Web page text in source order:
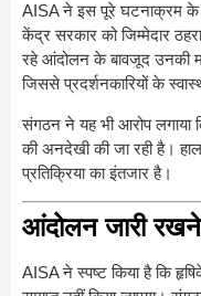
AISA ने इस पूरे घटनाक्रम
केंद्र सरकार को जिम्मेदार
रहे आंदोलन के बावजूद उनकी
जिससे प्रदर्शनकारियों के
संगठन ने यह भी आरोप लगाया
की अनदेखी की जा रही है।
प्रतिक्रिया का इंतजार है।
आंदोलन जारी
AISA ने स्पष्ट किया है कि